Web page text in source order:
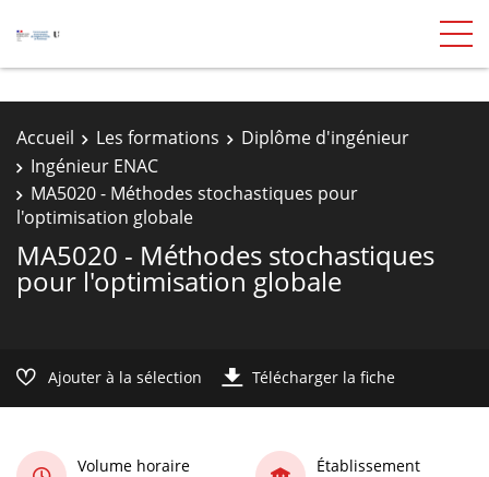
Accueil Les formations
Diplôme d'ingénieur
Ingénieur ENAC
MA5020 - Méthodes stochastiques pour
l'optimisation globale
MA5020 - Méthodes stochastiques
pour l'optimisation globale
Ajouter à la sélection Télécharger la fiche
Volume horaire
Établissement